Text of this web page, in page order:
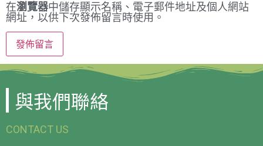
在瀏覽器中儲存顯示名稱、電子郵件地址及個人網站
網址，以供下次發佈留言時使用。
與我們聯絡
CONTACT US